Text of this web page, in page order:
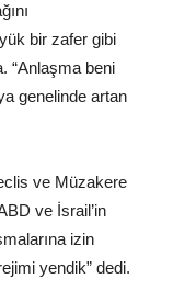
bir zafer gibi
“Anlaşma beni
genelinde artan
ve Müzakere
ve İsrail’in
izin
yendik” dedi.